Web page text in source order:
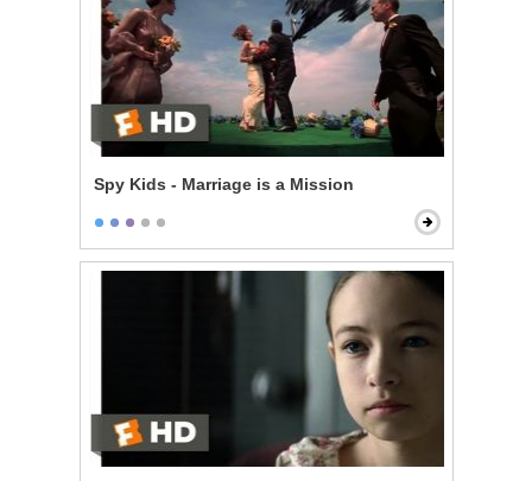
Spy Kids - Marriage is a Mission